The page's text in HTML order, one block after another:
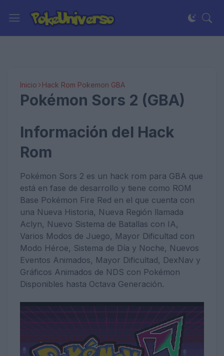
Inicio Hack Rom Pokemon GBA
Pokémon Sors 2 (GBA)
Información del Hack
Rom
Pokémon Sors 2 es un hack rom para GBA que
está en fase de desarrollo y tiene como ROM
Base Pokémon Fire Red en el que cuenta con
una Nueva Historia, Nueva Región llamada
Aclyn, Nuevo Sistema de Batallas con IA,
Varios Modos de Juego, Mayor Dificultad con
Modo Héroe, Sistema de Día y Noche, Nuevos
Eventos Animados, Mayor Dificultad, DexNav y
Gráficos Animados de NDS con Pokémon
Disponibles hasta Octava Generación.